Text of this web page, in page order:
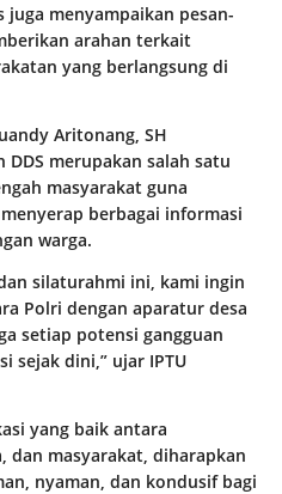
menyampaikan pesan-
arahan terkait
yang berlangsung di
Aritonang, SH
merupakan salah satu
masyarakat guna
berbagai informasi
warga.
silaturahmi ini, kami ingin
Polri dengan aparatur desa
setiap potensi gangguan
sejak dini,” ujar IPTU
yang baik antara
dan masyarakat, diharapkan
nyaman, dan kondusif bagi